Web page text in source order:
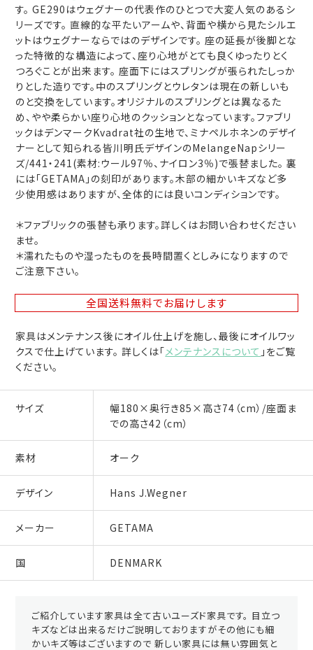
す。 GE290はウェグナーの代表作のひとつで大変人気のあるシ
リーズです。 直線的な平たいアームや、背面や横から見たシルエ
ットはウェグナーならではのデザインです。 座の延長が後脚とな
った特徴的な構造によって、座り心地がとても良くゆったりとく
つろぐことが出来ます。 座面下にはスプリングが張られたしっか
りとした造りです。中のスプリングとウレタンは現在の新しいも
のと交換をしています。オリジナルのスプリングとは異なるた
め、やや柔らかい座り心地のクッションとなっています。ファブリ
ックはデンマークKvadrat社の生地で、ミナペルホネンのデザイ
ナーとして知られる皆川明氏デザインのMelangeNapシリー
ズ/441・241(素材:ウール97％、ナイロン3％)で張替ました。 裏
には「GETAMA」の刻印があります。木部の細かいキズなど多
少使用感はありますが、全体的には良いコンディションです。
＊ファブリックの張替も承ります。詳しくはお問い合わせください
ませ。
＊濡れたものや湿ったものを長時間置くとしみになりますので
ご注意下さい。
全国送料無料でお届けします
家具はメンテナンス後にオイル仕上げを施し、最後にオイルワッ
クスで仕上げています。 詳しくは「メンテナンスについて 」をご覧
ください。
サイズ
幅180×奥行き85×高さ74（cm）/座面ま
での高さ42（cm）
素材 オーク
デザイン Hans J.Wegner
メーカー GETAMA
国 DENMARK
ご紹介しています家具は全て古いユーズド家具です。 目立つ
キズなどは出来るだけご説明しておりますがその他にも細
かいキズ等はございますので 新しい家具には無い雰囲気と